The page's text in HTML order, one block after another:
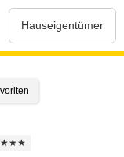
Hauseigentümer
★★★